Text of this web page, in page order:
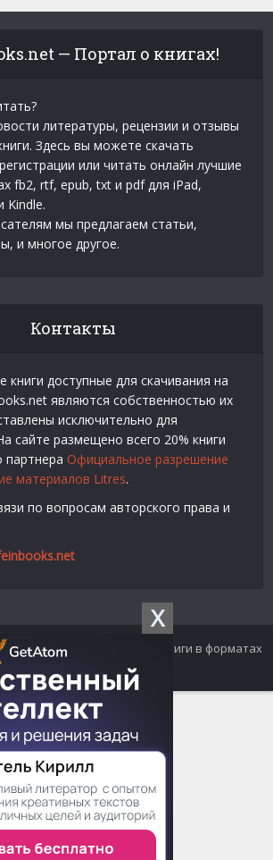
X
— Портал о книгах!
литературы, рецензии и отзывы
Здесь вы можете скачать
или читать онлайн лучшие
fb2, rtf, epub, txt и pdf для iPad,
Kindle.
мы предлагаем статьи,
и многое другое.
Контакты
книги доступные для скачивания на
являются собственностью их
исключительно для
сайте размещено всего 20% книги
партнера Официальное разрешение
материалов Litres.
по вопросам авторского права и
- Скачать бесплатно книги в форматах
fb2, epub, pdf, txt, rtf.